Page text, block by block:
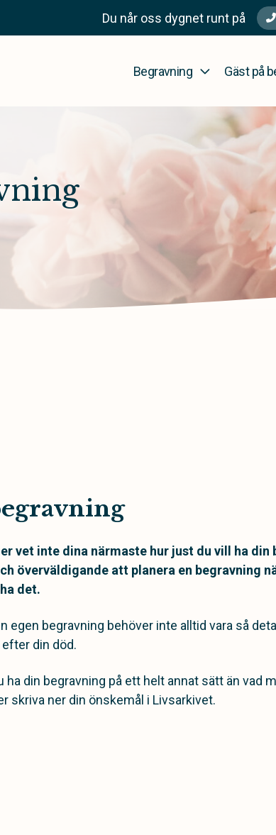
Du når oss dygnet runt på
Begravning Gäst på
vet inte dina närmaste hur just du vill ha
överväldigande att planera en begravning
det.
egen begravning behöver inte alltid vara så
din död.
ha din begravning på ett helt annat sätt än vad
skriva ner din önskemål i Livsarkivet.